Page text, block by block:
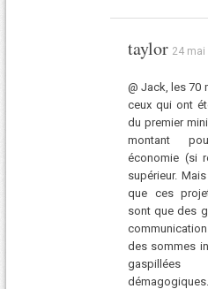
taylor 24 mai
@ Jack, les 70
ceux qui ont
du premier
montant
économie (si
supérieur.
que ces
sont que des
des sommes